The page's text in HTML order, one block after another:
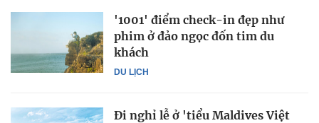
DU LỊCH
'1001' điểm check-in đẹp như
phim ở đảo ngọc đốn tim du
khách
Đi nghỉ lễ ở 'tiểu Maldives Việt